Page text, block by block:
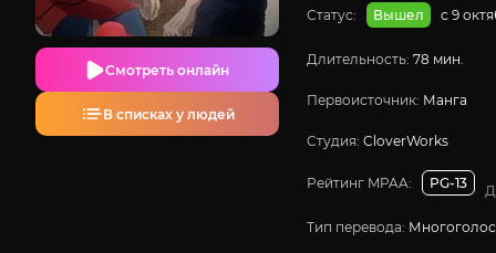
Смотреть онлайн
В списках у людей
Статус: Вышел с 9
Длительность: 78 мин.
Первоисточник: Манга
Студия: CloverWorks
Рейтинг MPAA: PG-13
Тип перевода: